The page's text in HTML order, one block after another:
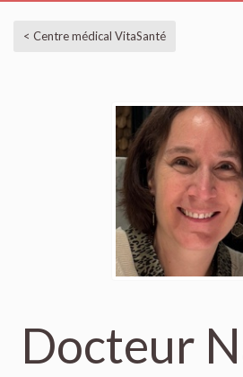
< Centre médical VitaSanté
Docteur